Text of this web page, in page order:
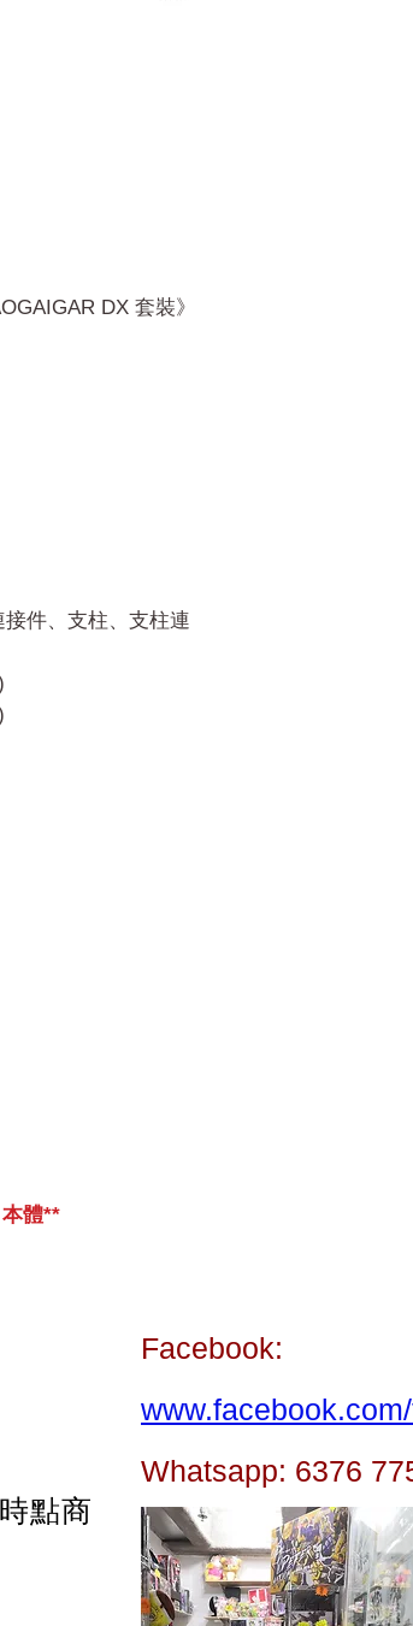
DX 套裝》
件、支柱、支柱連
體**
點商
Facebook:
Whatsapp: 6376